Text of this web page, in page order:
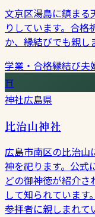
文京区湯島に鎮まる
りしています。合
か、縁結びでも親し
学業・合格縁結び夫
⛩
神社広島県
比治山神社
広島市南区の比治山
神を祀ります。公式
どの御神徳が紹介
して知られています
参拝者に親しまれて